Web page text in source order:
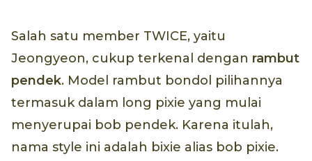
Salah satu member TWICE, yaitu
Jeongyeon, cukup terkenal dengan rambut
pendek. Model rambut bondol pilihannya
termasuk dalam long pixie yang mulai
menyerupai bob pendek. Karena itulah,
nama style ini adalah bixie alias bob pixie.